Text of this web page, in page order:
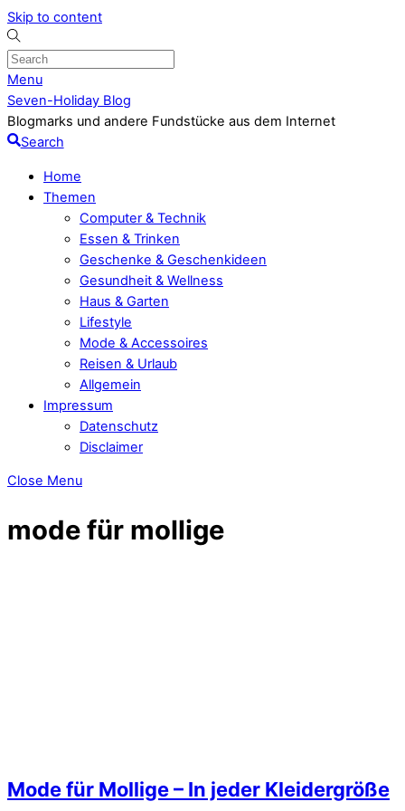
Skip to content
Menu
Seven-Holiday Blog
Blogmarks und andere Fundstücke aus dem Internet
Search
Home
Themen
Computer & Technik
Essen & Trinken
Geschenke & Geschenkideen
Gesundheit & Wellness
Haus & Garten
Lifestyle
Mode & Accessoires
Reisen & Urlaub
Allgemein
Impressum
Datenschutz
Disclaimer
Close Menu
mode für mollige
Mode für Mollige – In jeder Kleidergröße